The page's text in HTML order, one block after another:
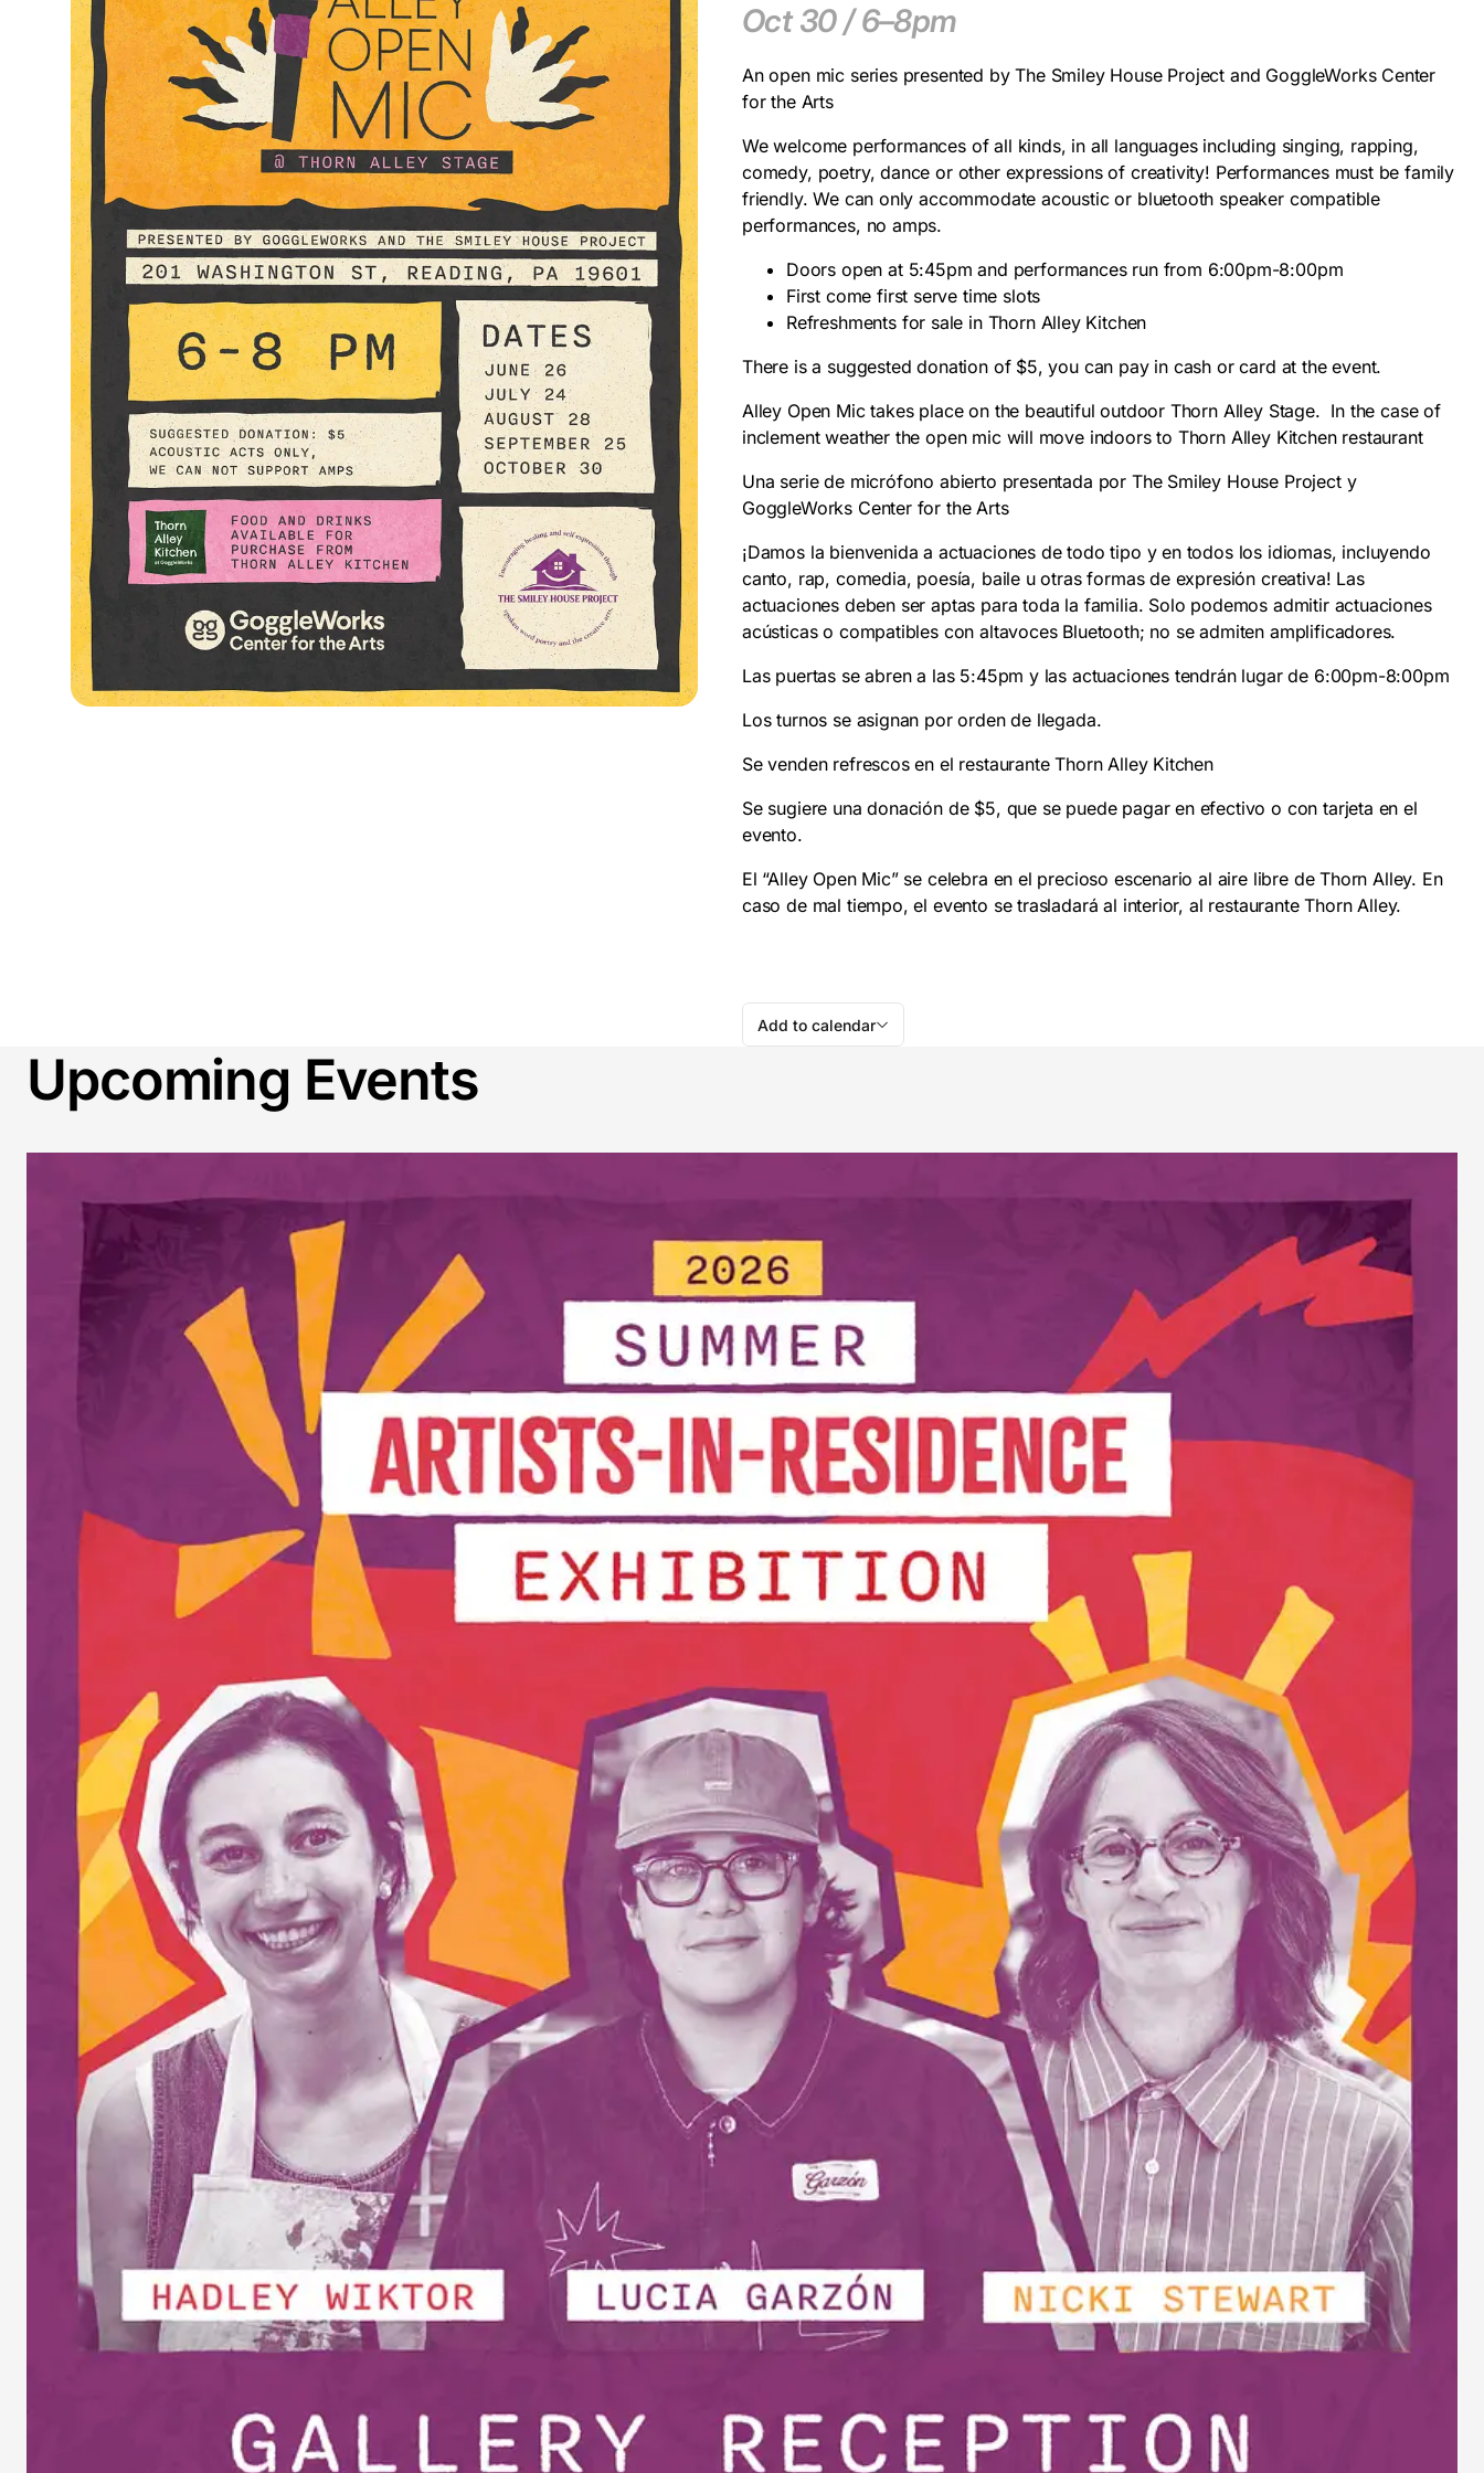
Oct 30 / 6–8pm
An open mic series presented by The Smiley House Project and GoggleWorks Center
for the Arts
We welcome performances of all kinds, in all languages including singing, rapping,
comedy, poetry, dance or other expressions of creativity! Performances must be family
friendly. We can only accommodate acoustic or bluetooth speaker compatible
performances, no amps.
Doors open at 5:45pm and performances run from 6:00pm-8:00pm
First come first serve time slots
Refreshments for sale in Thorn Alley Kitchen
There is a suggested donation of $5, you can pay in cash or card at the event.
Alley Open Mic takes place on the beautiful outdoor Thorn Alley Stage. In the case of
inclement weather the open mic will move indoors to Thorn Alley Kitchen restaurant
Una serie de micrófono abierto presentada por The Smiley House Project y
GoggleWorks Center for the Arts
¡Damos la bienvenida a actuaciones de todo tipo y en todos los idiomas, incluyendo
canto, rap, comedia, poesía, baile u otras formas de expresión creativa! Las
actuaciones deben ser aptas para toda la familia. Solo podemos admitir actuaciones
acústicas o compatibles con altavoces Bluetooth; no se admiten amplificadores.
Las puertas se abren a las 5:45pm y las actuaciones tendrán lugar de 6:00pm-8:00pm
Los turnos se asignan por orden de llegada.
Se venden refrescos en el restaurante Thorn Alley Kitchen
Se sugiere una donación de $5, que se puede pagar en efectivo o con tarjeta en el
evento.
El “Alley Open Mic” se celebra en el precioso escenario al aire libre de Thorn Alley. En
caso de mal tiempo, el evento se trasladará al interior, al restaurante Thorn Alley.
Add to calendar
Upcoming Events